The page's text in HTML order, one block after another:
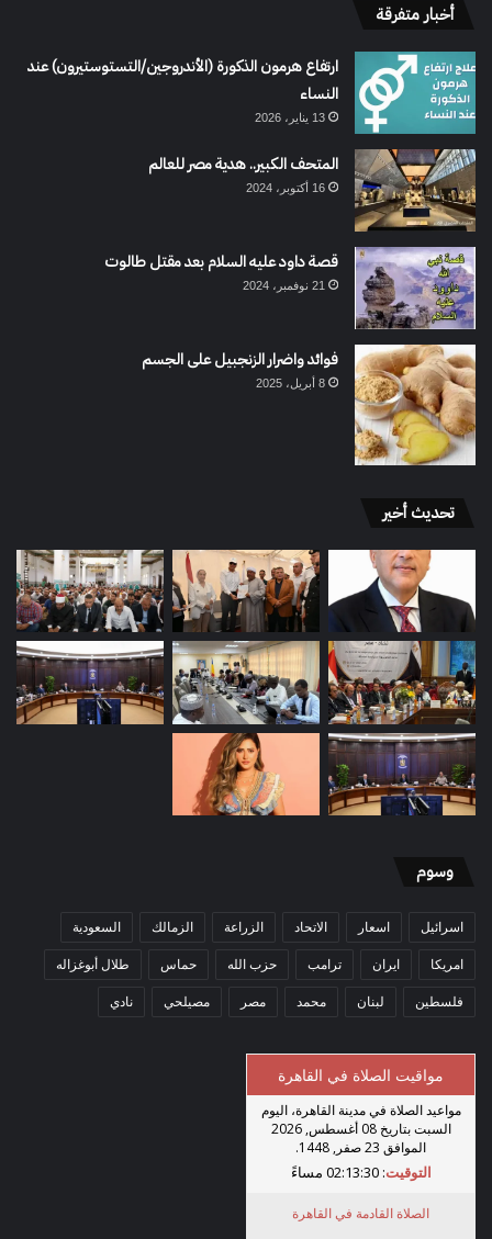
أخبار متفرقة
ارتفاع هرمون الذكورة (الأندروجين/التستوستيرون) عند
النساء
13 يناير، 2026
المتحف الكبير.. هدية مصر للعالم
16 أكتوبر، 2024
قصة داود عليه السلام بعد مقتل طالوت
21 نوفمبر، 2024
فوائد واضرار الزنجبيل على الجسم
8 أبريل، 2025
تحديث أخير
وسوم
اسرائيل اسعار الاتحاد الزراعة الزمالك السعودية
امريكا ايران ترامب حزب الله حماس طلال أبوغزاله
فلسطين لبنان محمد مصر مصيلحي نادي